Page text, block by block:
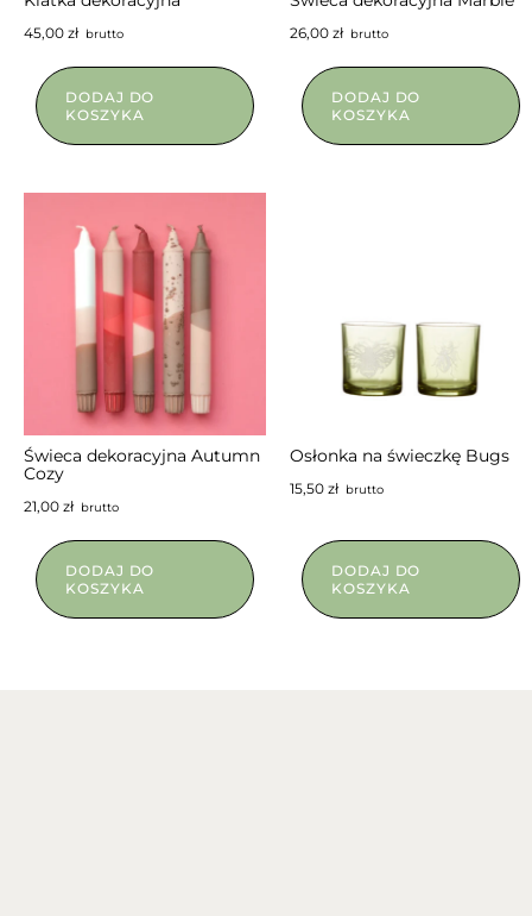
45,00 złbrutto
DODAJ DO
KOSZYKA
26,00 złbrutto
DODAJ DO
KOSZYKA
Świeca dekoracyjna Autumn
Cozy
21,00 złbrutto
DODAJ DO
KOSZYKA
Osłonka na świeczkę Bugs
15,50 złbrutto
DODAJ DO
KOSZYKA